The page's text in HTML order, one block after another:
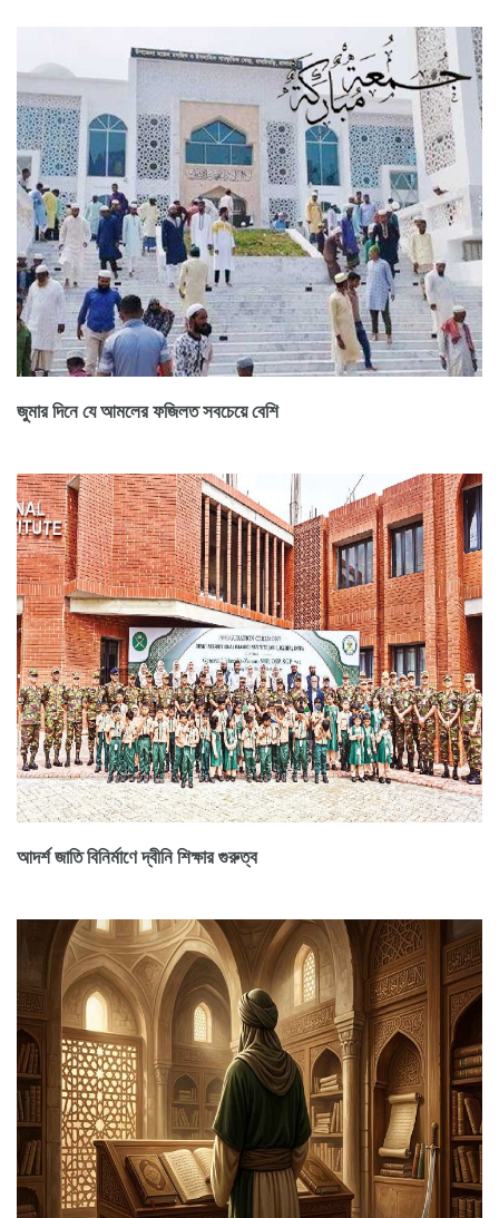
জুমার দিনে যে আমলের ফজিলত সবচেয়ে বেশি
আদর্শ জাতি বিনির্মাণে দ্বীনি শিক্ষার গুরুত্ব